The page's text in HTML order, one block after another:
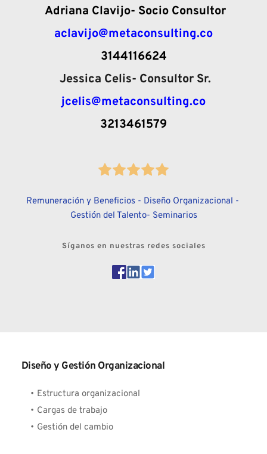
Adriana Clavijo- Socio Consultor
aclavijo@metaconsulting.co
3144116624
Jessica Celis- Consultor Sr.
jcelis@metaconsulting.co
3213461579
Remuneración y Beneficios - Diseño Organizacional -
Gestión del Talento- Seminarios
Síganos en nuestras redes sociales
Diseño y Gestión Organizacional
Estructura organizacional
Cargas de trabajo
Gestión del cambio